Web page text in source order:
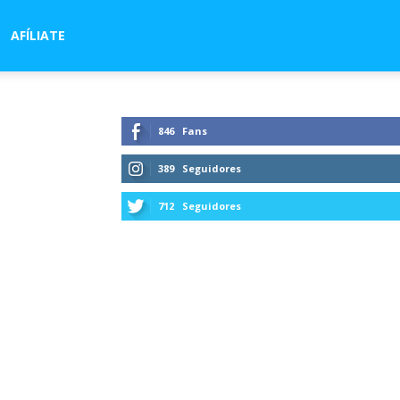
AFÍLIATE
846 Fans
389 Seguidores
712 Seguidores